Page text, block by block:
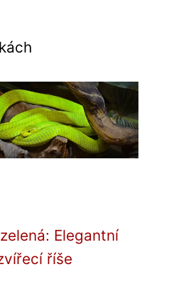
Elegantní
říše